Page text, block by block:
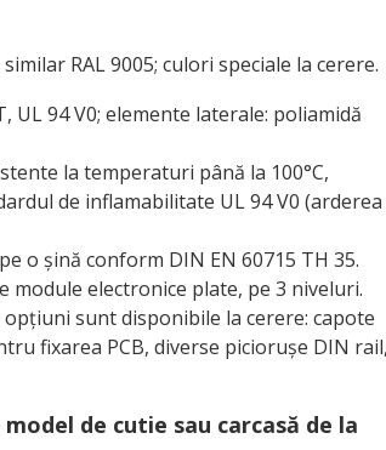
RAL 9005; culori speciale la cerere.
UL 94 V0; elemente laterale: poliamidă
la temperaturi până la 100°C,
de inflamabilitate UL 94 V0 (arderea
o șină conform DIN EN 60715 TH 35.
module electronice plate, pe 3 niveluri.
sunt disponibile la cerere: capote
fixarea PCB, diverse piciorușe DIN
de cutie sau carcasă de la